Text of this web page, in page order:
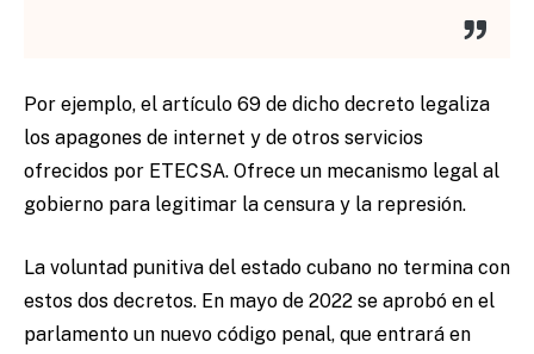
Por ejemplo, el artículo 69 de dicho decreto legaliza
los apagones de internet y de otros servicios
ofrecidos por ETECSA. Ofrece un mecanismo legal al
gobierno para legitimar la censura y la represión.
La voluntad punitiva del estado cubano no termina con
estos dos decretos. En mayo de 2022 se aprobó en el
parlamento un nuevo código penal, que entrará en